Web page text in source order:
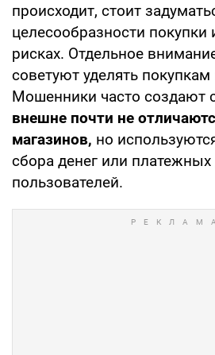
происходит, стоит
целесообразности
рисках. Отдельное
советуют уделять покупкам
Мошенники часто создают
внешне почти не
магазинов, но
сбора денег или
пользователей.